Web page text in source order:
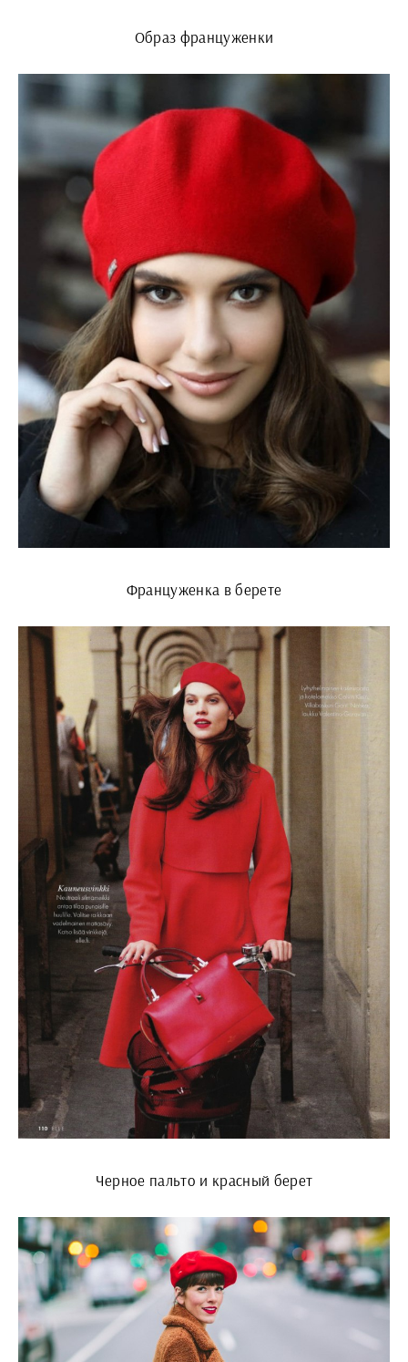
Образ француженки
Француженка в берете
Черное пальто и красный берет